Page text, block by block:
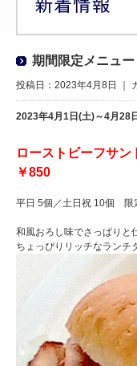
期間限定メニュー
投稿日：2023年4月8日 ｜
2023年4月1日 (土)～4月28日
ローストビーフサン
￥850
平日 5個／土日祝 10個 限
和風おろし味でさっぱりと
ちょっぴりリッチなランチ